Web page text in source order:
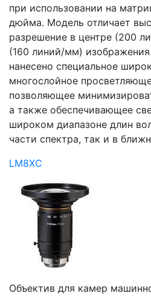
при использовании на
дюйма. Модель отличает
разрешение в центре (200
(160 линий/мм)
нанесено специальное
многослойное
позволяющее
а также обеспечивающее
широком диапазоне длин
части спектра, так и в
LM8XC
Объектив для камер